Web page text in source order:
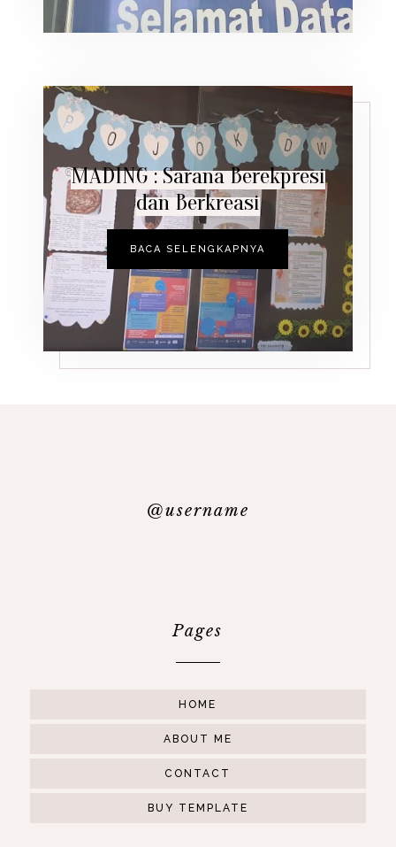
MADING : Sarana Berekpresi
dan Berkreasi
BACA SELENGKAPNYA
@username
Pages
HOME
ABOUT ME
CONTACT
BUY TEMPLATE